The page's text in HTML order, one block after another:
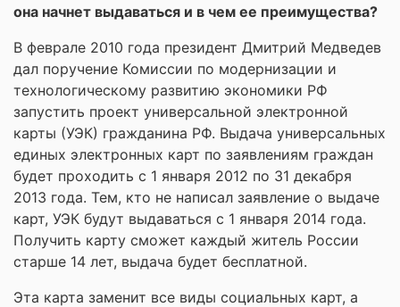
она начнет выдаваться и в чем ее преимущества?
В феврале 2010 года президент Дмитрий Медведев
дал поручение Комиссии по модернизации и
технологическому развитию экономики РФ
запустить проект универсальной электронной
карты (УЭК) гражданина РФ. Выдача универсальных
единых электронных карт по заявлениям граждан
будет проходить с 1 января 2012 по 31 декабря
2013 года. Тем, кто не написал заявление о выдаче
карт, УЭК будут выдаваться с 1 января 2014 года.
Получить карту сможет каждый житель России
старше 14 лет, выдача будет бесплатной.
Эта карта заменит все виды социальных карт, а